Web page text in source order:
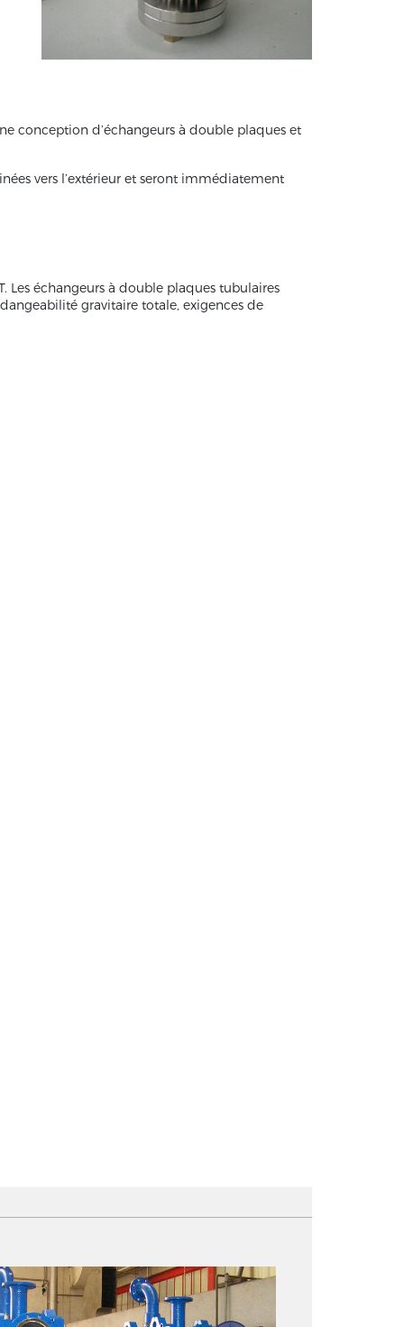
conception d’échangeurs à double plaques et
vers l’extérieur et seront immédiatement
Les échangeurs à double plaques tubulaires
gravitaire totale, exigences de